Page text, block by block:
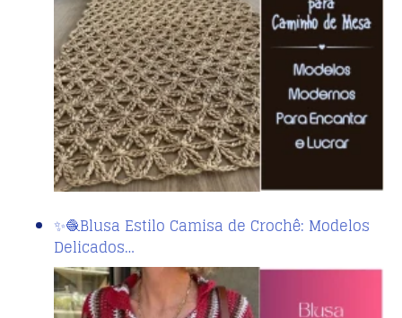
✨🧶Blusa Estilo Camisa de Crochê: Modelos
Delicados…